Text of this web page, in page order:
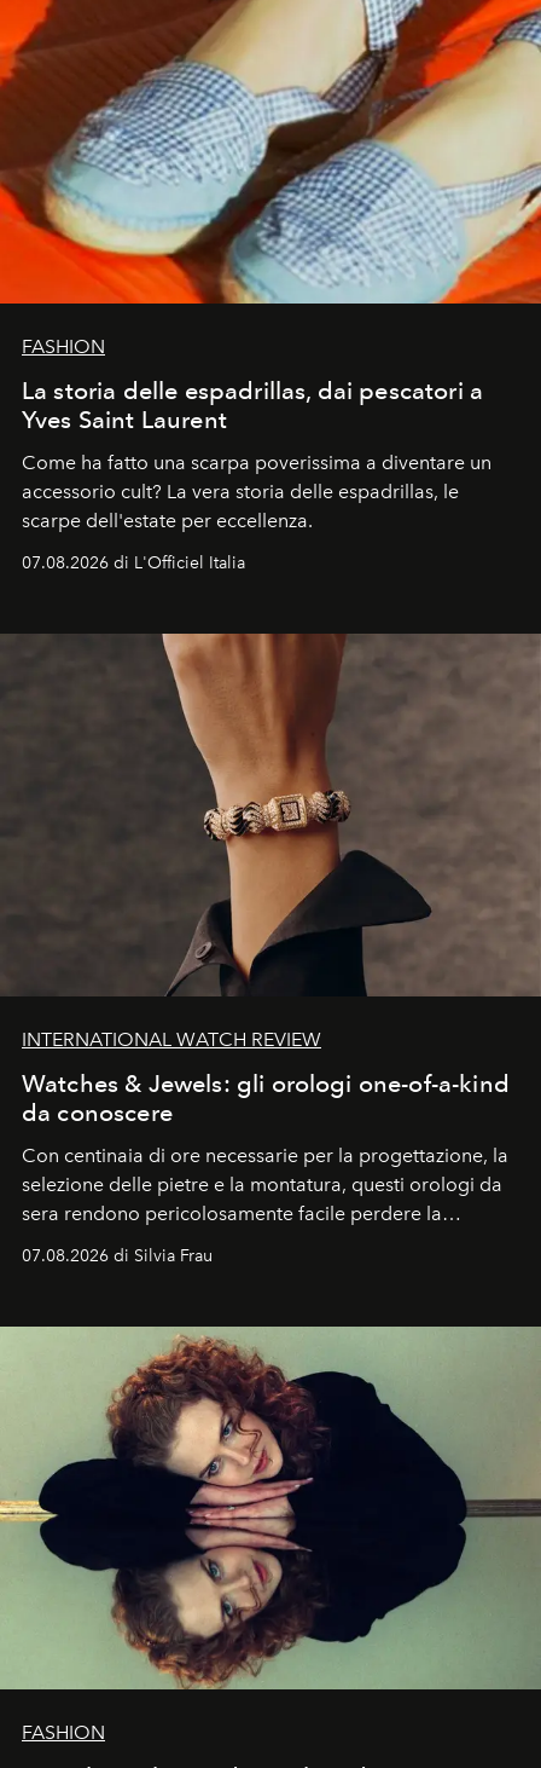
FASHION
La storia delle espadrillas, dai pescatori a
Yves Saint Laurent
Come ha fatto una scarpa poverissima a diventare un
accessorio cult? La vera storia delle espadrillas, le
scarpe dell'estate per eccellenza.
07.08.2026 di L'Officiel Italia
INTERNATIONAL WATCH REVIEW
Watches & Jewels: gli orologi one-of-a-kind
da conoscere
Con centinaia di ore necessarie per la progettazione, la
selezione delle pietre e la montatura, questi orologi da
sera rendono pericolosamente facile perdere la
07.08.2026 di Silvia Frau
FASHION